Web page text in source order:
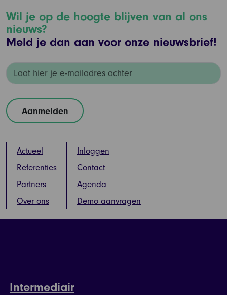
Wil je op de hoogte blijven van al ons
nieuws?
Meld je dan aan voor onze nieuwsbrief!
Actueel
Referenties
Partners
Over ons
Inloggen
Contact
Agenda
Demo aanvragen
Intermediair